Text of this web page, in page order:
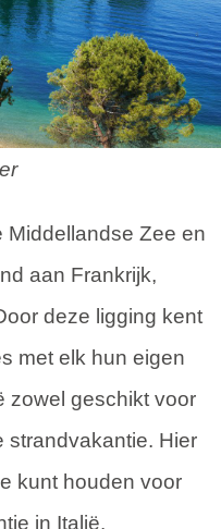
Middellandse Zee en
aan Frankrijk,
deze ligging kent
met elk hun eigen
zowel geschikt voor
strandvakantie. Hier
kunt houden voor
in Italië.